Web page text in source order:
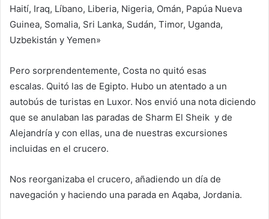
Haití, Iraq, Líbano, Liberia, Nigeria, Omán, Papúa Nueva
Guinea, Somalia, Sri Lanka, Sudán, Timor, Uganda,
Uzbekistán y Yemen»
Pero sorprendentemente, Costa no quitó esas
escalas. Quitó las de Egipto. Hubo un atentado a un
autobús de turistas en Luxor. Nos envió una nota diciendo
que se anulaban las paradas de Sharm El Sheik y de
Alejandría y con ellas, una de nuestras excursiones
incluidas en el crucero.
Nos reorganizaba el crucero, añadiendo un día de
navegación y haciendo una parada en Aqaba, Jordania.